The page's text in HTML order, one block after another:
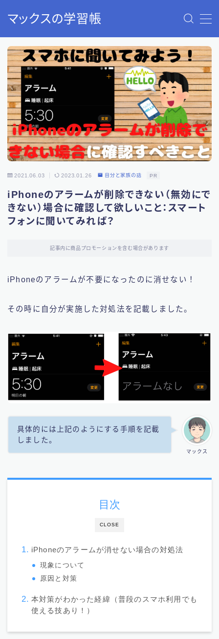
マックスの学習帳
MENU
40歳から始める老後2000万円問題の解決策：資産形成
と資産運用
お問い合わせ
サウナのすすめ（入門編）：ストレス解消で人生が変わ
ります！
トップページ
プライバシーポリシー
免責事項
利用規約／特定商取引法に基づく表記
有料記事の決済完了ページ
2021.06.03 2023.01.26 自分と家族の話 PR
iPhoneのアラームが削除できない（無効にで
きない）場合に確認して欲しいこと：スマート
フォンに聞いてみれば？
記事内に商品プロモーションを含む場合があります
iPhoneのアラームが不要になったのに消せない！
その時に自分が実施した対処法を記載しました。
マックス
具体的には上記のようにする手順を記載
しました。
CLOSE
目次
iPhoneのアラームが消せない場合の対処法
現象について
原因と対策
本対策がわかった経緯（普段のスマホ利用でも
使える技あり！）